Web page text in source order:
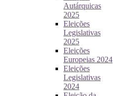
Autárquicas
2025
Eleições
Legislativas
2025
Eleições
Europeias 2024
Eleições
Legislativas
2024